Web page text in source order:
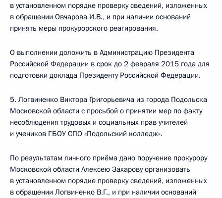
в установленном порядке проверку сведений, изложенных
в обращении Овчарова И.В., и при наличии оснований
принять меры прокурорского реагирования.
О выполнении доложить в Администрацию Президента
Российской Федерации в срок до 2 февраля 2015 года для
подготовки доклада Президенту Российской Федерации.
5. Логвиненко Виктора Григорьевича из города Подольска
Московской области с просьбой о принятии мер по факту
несоблюдения трудовых и социальных прав учителей
и учеников ГБОУ СПО «Подольский колледж».
По результатам личного приёма дано поручение прокурору
Московской области Алексею Захарову организовать
в установленном порядке проверку сведений, изложенных
в обращении Логвиненко В.Г., и при наличии оснований